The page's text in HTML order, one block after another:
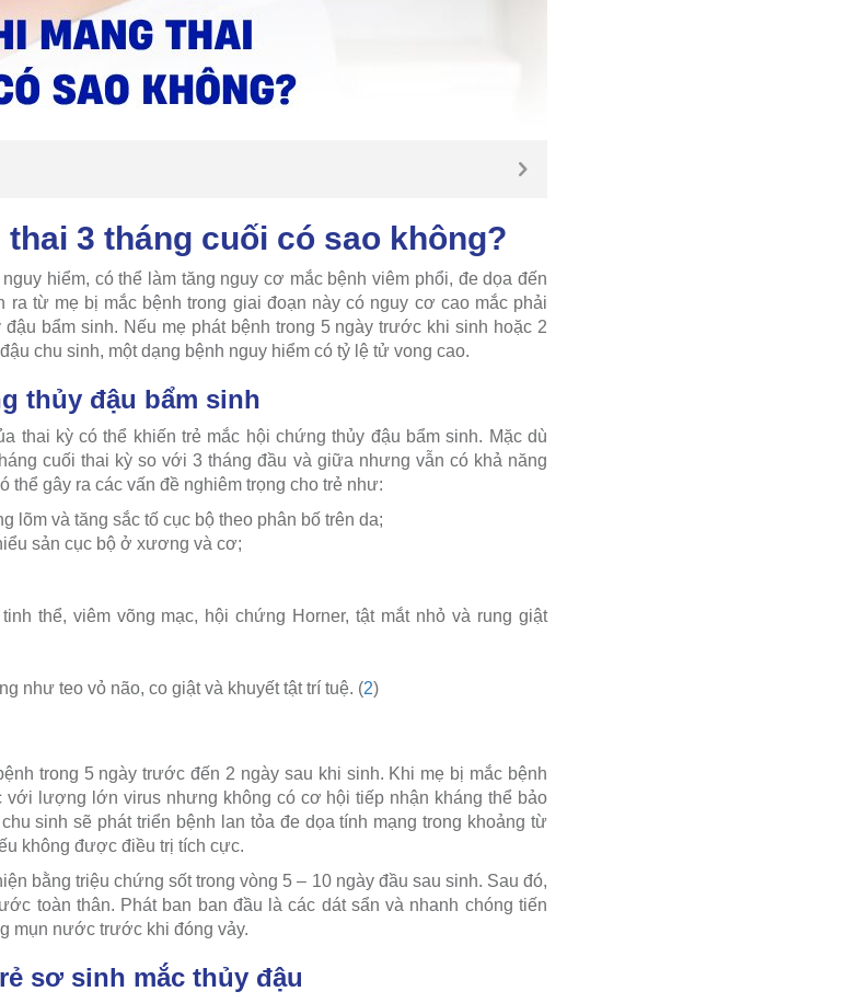
3 tháng cuối có sao không?
hiểm, có thể làm tăng nguy cơ mắc bệnh viêm phổi, đe dọa đến
từ mẹ bị mắc bệnh trong giai đoạn này có nguy cơ cao mắc phải
bẩm sinh. Nếu mẹ phát bệnh trong 5 ngày trước khi sinh hoặc 2
chu sinh, một dạng bệnh nguy hiểm có tỷ lệ tử vong cao.
thủy đậu bẩm sinh
thai kỳ có thể khiến trẻ mắc hội chứng thủy đậu bẩm sinh. Mặc dù
cuối thai kỳ so với 3 tháng đầu và giữa nhưng vẫn có khả năng
thể gây ra các vấn đề nghiêm trọng cho trẻ như:
lõm và tăng sắc tố cục bộ theo phân bố trên da;
sản cục bộ ở xương và cơ;
thể, viêm võng mạc, hội chứng Horner, tật mắt nhỏ và rung giật
như teo vỏ não, co giật và khuyết tật trí tuệ. (2)
trong 5 ngày trước đến 2 ngày sau khi sinh. Khi mẹ bị mắc bệnh
với lượng lớn virus nhưng không có cơ hội tiếp nhận kháng thể bảo
sinh sẽ phát triển bệnh lan tỏa đe dọa tính mạng trong khoảng từ
không được điều trị tích cực.
bằng triệu chứng sốt trong vòng 5 – 10 ngày đầu sau sinh. Sau đó,
toàn thân. Phát ban ban đầu là các dát sẩn và nhanh chóng tiến
mụn nước trước khi đóng vảy.
sơ sinh mắc thủy đậu